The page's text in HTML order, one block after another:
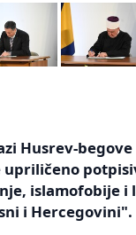
Husrev-
upriličeno
islamofobije i
i Hercegovini".